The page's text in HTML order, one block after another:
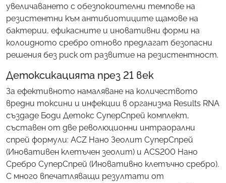
увеличаването с обезпокоителни темпове на
резистентни към антибиотиците щамове на
бактерии, ефикасните и иновативни форми на
колоидното сребро отново предлагат безопасни
решения без риск от развитие на резистентност.
Детоксикацията през 21 век
За ефективното намаляване на количеството
вредни токсини и инфекции в организма Results RNA
създаде Боди Детокс СуперСпрей комплект,
съставен от две революционни интраорални
спрей формули: ACZ Нано Зеолит СуперСпрей
(Иновативен клетъчен зеолит) и ACS200 Нано
Сребро СуперСпрей (Иновативно клетъчно сребро).
С много впечатляващи резултати от